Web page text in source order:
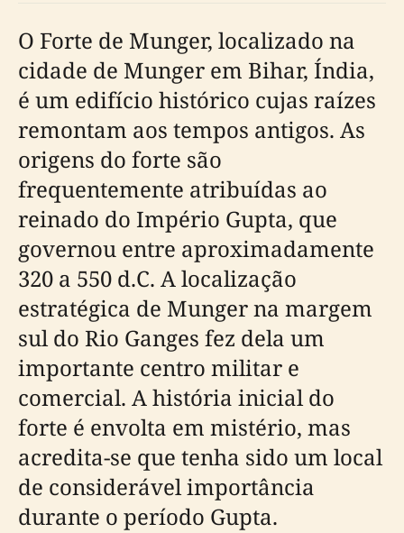
O Forte de Munger, localizado na
cidade de Munger em Bihar, Índia,
é um edifício histórico cujas raízes
remontam aos tempos antigos. As
origens do forte são
frequentemente atribuídas ao
reinado do Império Gupta, que
governou entre aproximadamente
320 a 550 d.C. A localização
estratégica de Munger na margem
sul do Rio Ganges fez dela um
importante centro militar e
comercial. A história inicial do
forte é envolta em mistério, mas
acredita-se que tenha sido um local
de considerável importância
durante o período Gupta.